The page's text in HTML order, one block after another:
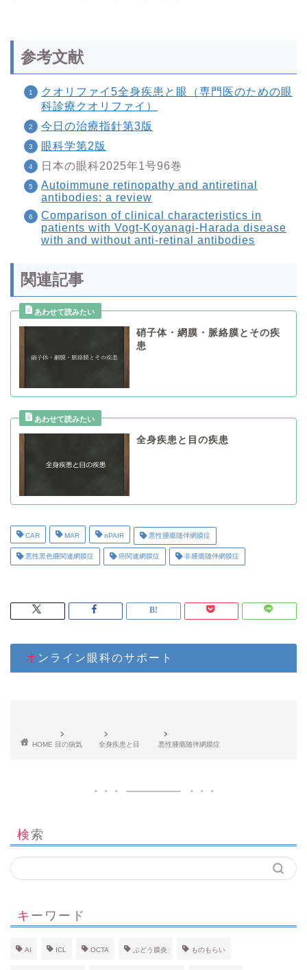
参考文献
クオリファイ5全身疾患と眼（専門医のための眼
科診療クオリファイ）
今日の治療指針第3版
眼科学第2版
日本の眼科2025年1号96巻
Autoimmune retinopathy and antiretinal
antibodies: a review
Comparison of clinical characteristics in
patients with Vogt-Koyanagi-Harada disease
with and without anti-retinal antibodies
関連記事
硝子体・網膜・脈絡膜とその疾
患
全身疾患と目の疾患
CAR MAR nPAIR 悪性腫瘍随伴網膜症
悪性黒色腫関連網膜症 癌関連網膜症 非腫瘍随伴網膜症
オンライン眼科のサポート
HOME 目の病気 全身疾患と目 悪性腫瘍随伴網膜症
検索
キーワード
AI ICL OCTA ぶどう膜炎 ものもらい